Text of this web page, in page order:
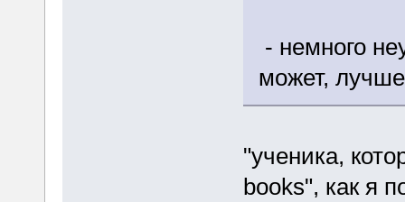
- немного
может,
"ученика,
books", как я